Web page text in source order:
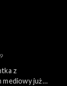
z
mediowy już